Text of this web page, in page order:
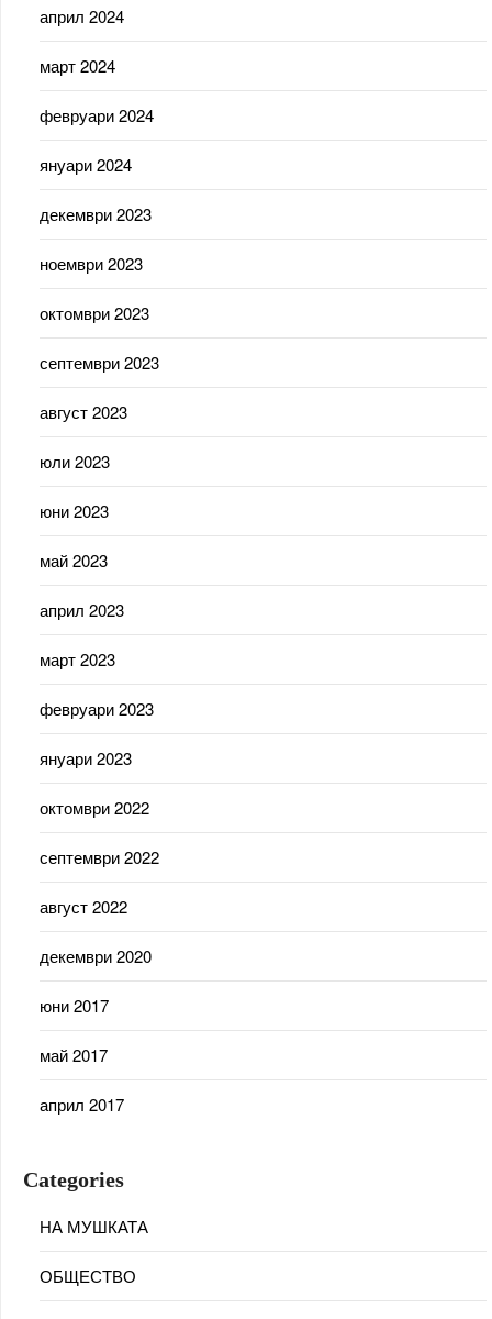
април 2024
март 2024
февруари 2024
януари 2024
декември 2023
ноември 2023
октомври 2023
септември 2023
август 2023
юли 2023
юни 2023
май 2023
април 2023
март 2023
февруари 2023
януари 2023
октомври 2022
септември 2022
август 2022
декември 2020
юни 2017
май 2017
април 2017
Categories
НА МУШКАТА
ОБЩЕСТВО